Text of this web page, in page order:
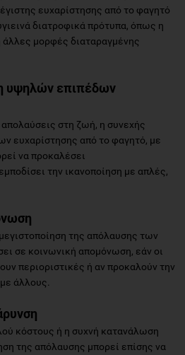
ευχαρίστησης από το φαγητό
διατροφικά πρότυπα, όπως η
άλλες μορφές διαταραγμένης
υψηλών επιπέδων
στη ζωή, η συνεχής
ευχαρίστησης από το φαγητό, με
να προκαλέσει
την ικανοποίηση με απλές,
της απόλαυσης των
σε κοινωνική απομόνωση, εάν οι
περιοριστικές ή αν προκαλούν την
άλλους.
κόστους ή η συχνή κατανάλωση
της απόλαυσης μπορεί επίσης να